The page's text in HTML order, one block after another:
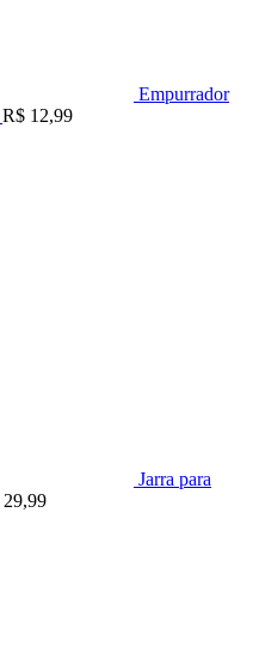
Empurrador
R$ 12,99
Jarra para
29,99